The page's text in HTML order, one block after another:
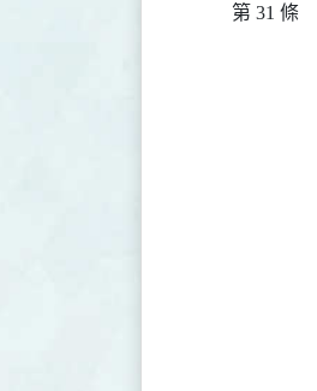
第 31 條